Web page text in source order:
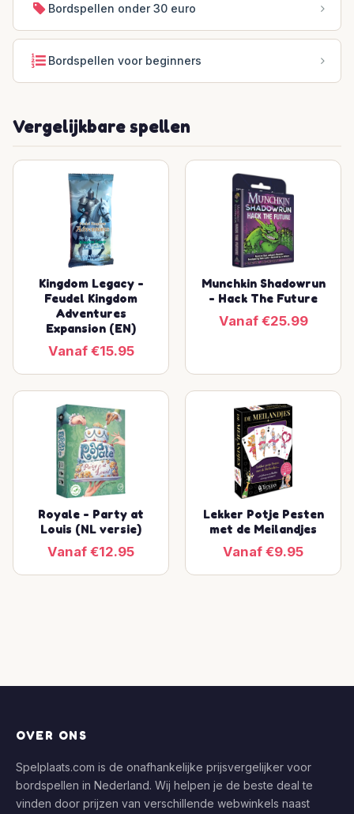
Bordspellen onder 30 euro
Bordspellen voor beginners
Vergelijkbare spellen
Kingdom Legacy -
Feudel Kingdom
Adventures
Expansion (EN)
Vanaf €15.95
Munchkin Shadowrun
- Hack The Future
Vanaf €25.99
Royale - Party at
Louis (NL versie)
Vanaf €12.95
Lekker Potje Pesten
met de Meilandjes
Vanaf €9.95
OVER ONS
Spelplaats.com is de onafhankelijke prijsvergelijker voor
bordspellen in Nederland. Wij helpen je de beste deal te
vinden door prijzen van verschillende webwinkels naast